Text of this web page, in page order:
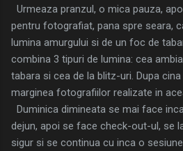
Urmeaza pranzul, o mica pauza,
pentru fotografiat, pana spre seara,
lumina amurgului si de un foc de
combina 3 tipuri de lumina: cea
tabara si cea de la blitz-uri. Dupa
marginea fotografiilor realizate in
Duminica dimineata se mai face
dejun, apoi se face check-out-ul, se
sigur si se continua cu inca o